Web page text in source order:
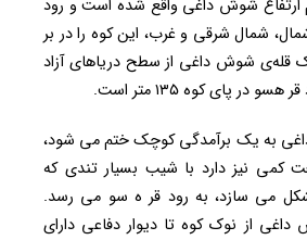
ارتفاع شوش داغی واقع شده است و رود
شمال شرقی و غرب، این کوه را در بر
قله‌ی شوش داغی از سطح دریاهای آزاد
به یک برآمدگی کوچک ختم می شود،
کمی نیز دارد با شیب بسیار تندی که
می سازد، به رود قر ه سو می رسد.
از نوک کوه تا دیوار دفاعی دارای